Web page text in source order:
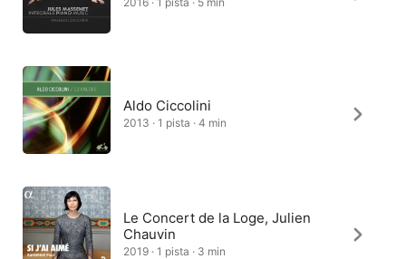
Aldo Ciccolini
2013 · 1 pista · 4 min
Le Concert de la Loge, Julien
Chauvin
2019 · 1 pista · 3 min